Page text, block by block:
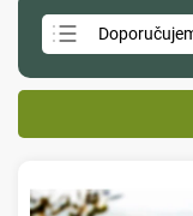
Abecedně